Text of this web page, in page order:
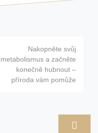
Nakopněte svůj
metabolismus a začněte
konečně hubnout –
příroda vám pomůže